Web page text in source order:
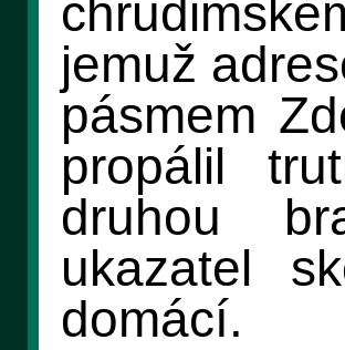
jemuž
pásmem
propálil
druhou
ukazatel
domácí.